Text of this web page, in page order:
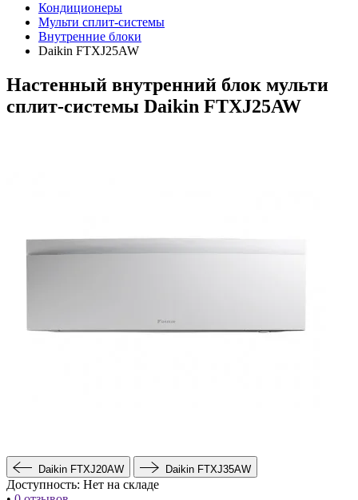
Кондиционеры
Мульти сплит-системы
Внутренние блоки
Daikin FTXJ25AW
Настенный внутренний блок мульти
сплит-системы Daikin FTXJ25AW
Daikin FTXJ20AW Daikin FTXJ35AW
Доступность: Нет на складе